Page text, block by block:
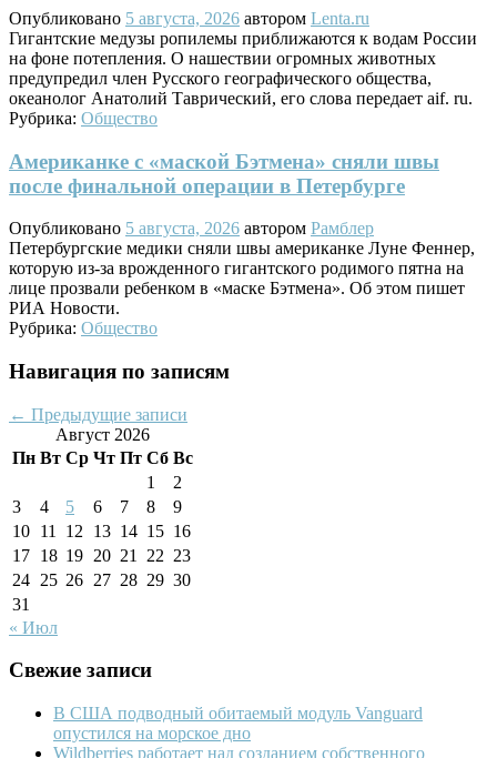
Опубликовано 5 августа, 2026 автором Lenta.ru
Гигантские медузы ропилемы приближаются к водам России
на фоне потепления. О нашествии огромных животных
предупредил член Русского географического общества,
океанолог Анатолий Таврический, его слова передает aif. ru.
Рубрика: Общество
Американке с «маской Бэтмена» сняли швы
после финальной операции в Петербурге
Опубликовано 5 августа, 2026 автором Рамблер
Петербургские медики сняли швы американке Луне Феннер,
которую из-за врожденного гигантского родимого пятна на
лице прозвали ребенком в «маске Бэтмена». Об этом пишет
РИА Новости.
Рубрика: Общество
Навигация по записям
← Предыдущие записи
Август 2026
Пн Вт Ср Чт Пт Сб Вс
1
2
3
4 5 6 7 8
9
10 11 12 13 14 15 16
17 18 19 20 21 22 23
24 25 26 27 28 29 30
31
« Июл
Свежие записи
В США подводный обитаемый модуль Vanguard
опустился на морское дно
Wildberries работает над созданием собственного